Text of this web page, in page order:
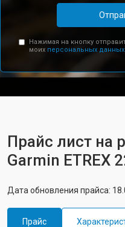
Нажимая на кнопку
моих персональных данных.
Прайс лист на
Garmin ETREX
Дата обновления прайса:
Прайс